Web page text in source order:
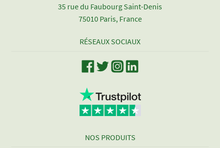
35 rue du Faubourg Saint-Denis
75010 Paris, France
RÉSEAUX SOCIAUX
NOS PRODUITS